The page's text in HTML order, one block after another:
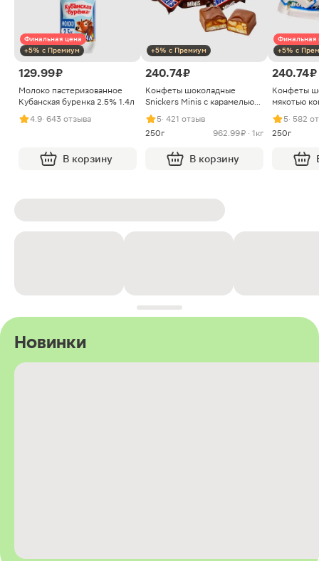
Финальная цена
+5% с Премиум
129.99 ₽
Молоко пастеризованное
Кубанская буренка 2.5% 1.4л
4.9· 643 отзыва
В корзину
+5% с Премиум
240.74 ₽
Конфеты шоколадные
Snickers Minis с карамелью
арахисом и нугой
5· 421 отзыв
250г
962.99 ₽ · 1кг
В корзину
Финальная
+5% с
240.74 ₽
Конфеты
мякотью
5· 582
250г
Новинки